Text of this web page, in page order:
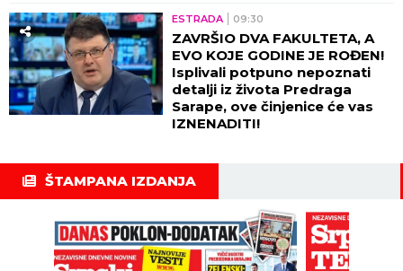
ESTRADA 09:30
ZAVRŠIO DVA FAKULTETA, A
EVO KOJE GODINE JE ROĐEN!
Isplivali potpuno nepoznati
detalji iz života Predraga
Sarape, ove činjenice će vas
IZNENADITI!
ŠTAMPANA IZDANJA